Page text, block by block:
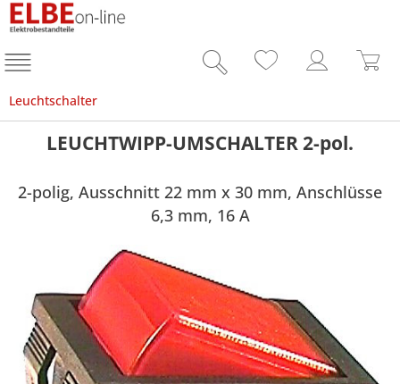
Leuchtschalter
LEUCHTWIPP-UMSCHALTER 2-pol.
2-polig, Ausschnitt 22 mm x 30 mm, Anschlüsse
6,3 mm, 16 A